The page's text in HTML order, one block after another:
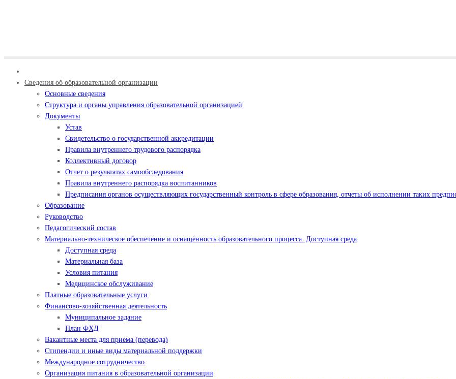
Сведения об образовательной организации
Основные сведения
Структура и органы управления образовательной организацией
Документы
Устав
Свидетельство о государственной аккредитации
Правила внутреннего трудового распорядка
Коллективный договор
Отчет о результатах самообследования
Правила внутреннего распорядка воспитанников
Предписания органов осуществляющих государственный контроль в сфере образования, отчеты об исполнении таких
Образование
Руководство
Педагогический состав
Материально-техническое обеспечение и оснащённость образовательного процесса. Доступная среда
Доступная среда
Материальная база
Условия питания
Медицинское обслуживание
Платные образовательные услуги
Финансово-хозяйственная деятельность
Муниципальное задание
План ФХД
Вакантные места для приема (перевода)
Стипендии и иные виды материальной поддержки
Международное сотрудничество
Организация питания в образовательной организации